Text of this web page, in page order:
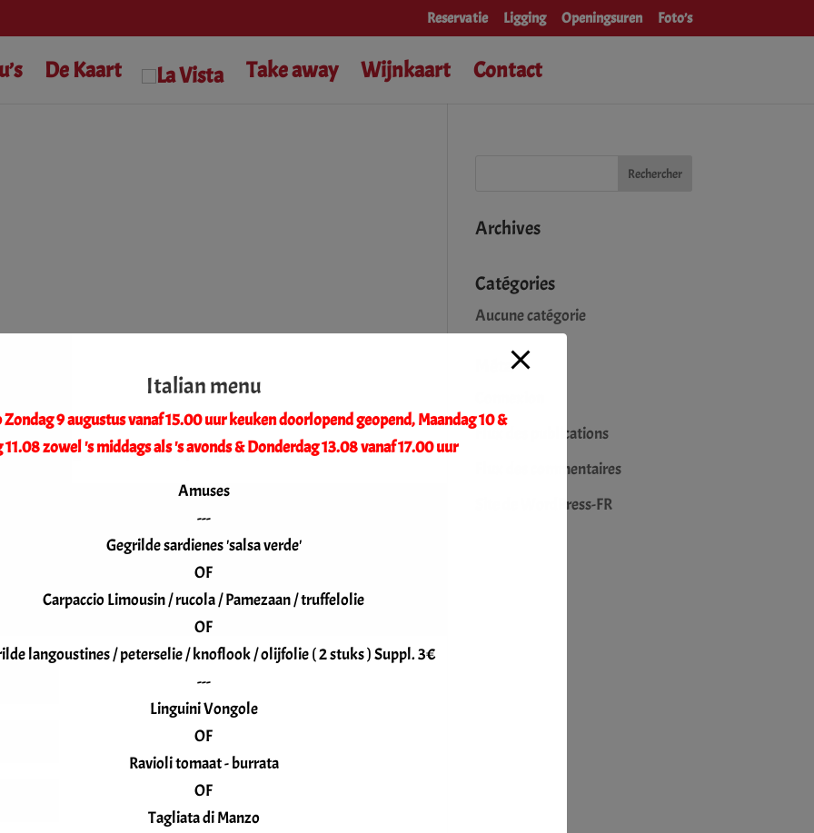
Reservatie Ligging Openingsuren Foto’s
De Kaart Take away Wijnkaart Contact
obligatoires sont indiqués avec*
Archives
Catégories
Aucune catégorie
Méta
Flux des publications
Flux des commentaires
Site de WordPress-FR
Italian menu
9 augustus vanaf 15.00 uur keuken doorlopend geopend, Maandag 10 &
11.08 zowel 's middags als 's avonds & Donderdag 13.08 vanaf 17.00 uur
Amuses
---
Gegrilde sardienes 'salsa verde'
OF
Carpaccio Limousin / rucola / Pamezaan / truffelolie
OF
langoustines / peterselie / knoflook / olijfolie ( 2 stuks ) Suppl. 3€
---
Linguini Vongole
OF
Ravioli tomaat - burrata
OF
Tagliata di Manzo